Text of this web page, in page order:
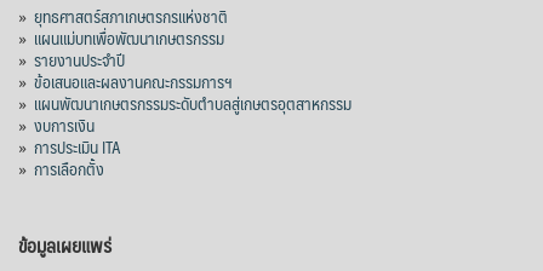
» ยุทธศาสตร์สภาเกษตรกรแห่งชาติ
» แผนแม่บทเพื่อพัฒนาเกษตรกรรม
» รายงานประจำปี
» ข้อเสนอและผลงานคณะกรรมการฯ
» แผนพัฒนาเกษตรกรรมระดับตำบลสู่เกษตรอุตสาหกรรม
» งบการเงิน
» การประเมิน ITA
» การเลือกตั้ง
ข้อมูลเผยแพร่